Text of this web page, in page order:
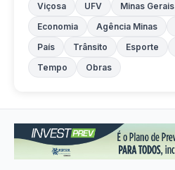
Viçosa
UFV Minas Gerais
Economia
Agência Minas
País
Trânsito Esporte
Tempo
Obras